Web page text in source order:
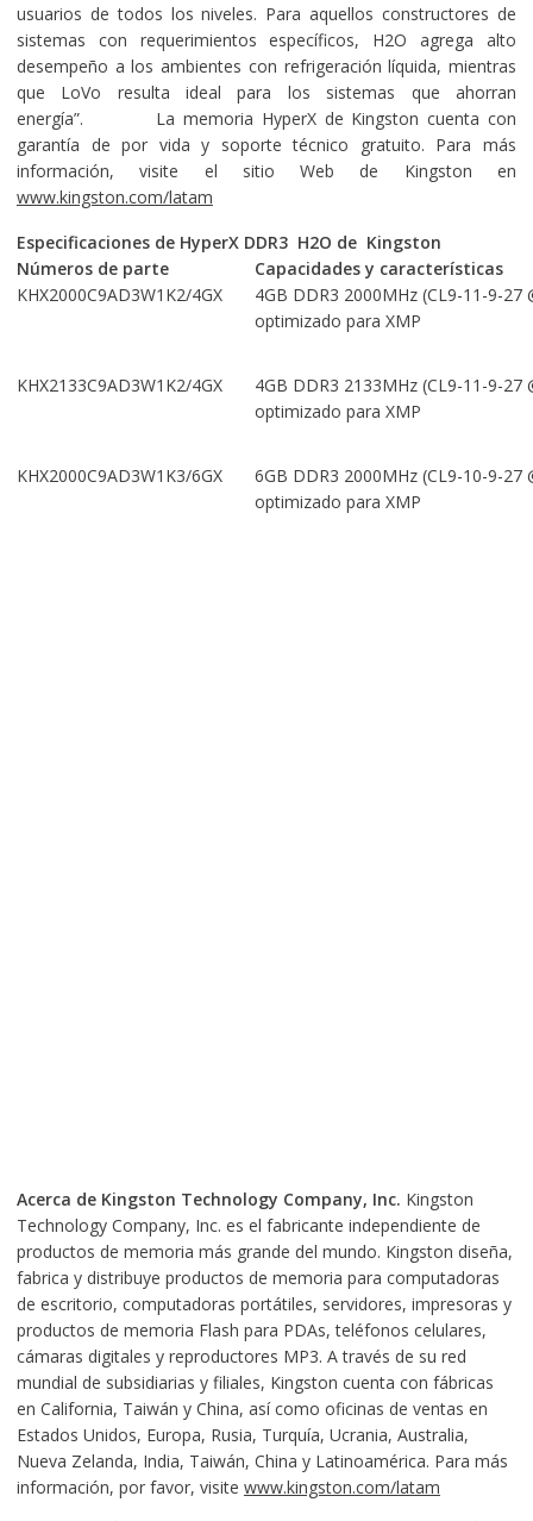
usuarios de todos los niveles. Para aquellos constructores de
sistemas con requerimientos específicos, H2O agrega alto
desempeño a los ambientes con refrigeración líquida, mientras
que LoVo resulta ideal para los sistemas que ahorran
energía”. La memoria HyperX de Kingston cuenta con
garantía de por vida y soporte técnico gratuito. Para más
información, visite el sitio Web de Kingston en
www.kingston.com/latam
Especificaciones de HyperX DDR3 H2O de Kingston
Números de parte
Capacidades y características
KHX2000C9AD3W1K2/4GX
4GB DDR3 2000MHz (CL9-11-9-27
optimizado para XMP
KHX2133C9AD3W1K2/4GX
4GB DDR3 2133MHz (CL9-11-9-27
optimizado para XMP
KHX2000C9AD3W1K3/6GX
6GB DDR3 2000MHz (CL9-10-9-27
optimizado para XMP
Acerca de Kingston Technology Company, Inc. Kingston
Technology Company, Inc. es el fabricante independiente de
productos de memoria más grande del mundo. Kingston diseña,
fabrica y distribuye productos de memoria para computadoras
de escritorio, computadoras portátiles, servidores, impresoras y
productos de memoria Flash para PDAs, teléfonos celulares,
cámaras digitales y reproductores MP3. A través de su red
mundial de subsidiarias y filiales, Kingston cuenta con fábricas
en California, Taiwán y China, así como oficinas de ventas en
Estados Unidos, Europa, Rusia, Turquía, Ucrania, Australia,
Nueva Zelanda, India, Taiwán, China y Latinoamérica. Para más
información, por favor, visite www.kingston.com/latam